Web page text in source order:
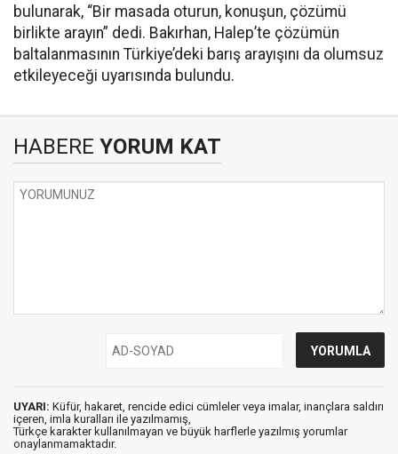
bulunarak, “Bir masada oturun, konuşun, çözümü
birlikte arayın” dedi. Bakırhan, Halep’te çözümün
baltalanmasının Türkiye’deki barış arayışını da olumsuz
etkileyeceği uyarısında bulundu.
HABERE YORUM KAT
UYARI: Küfür, hakaret, rencide edici cümleler veya imalar, inançlara saldırı
içeren, imla kuralları ile yazılmamış,
Türkçe karakter kullanılmayan ve büyük harflerle yazılmış yorumlar
onaylanmamaktadır.